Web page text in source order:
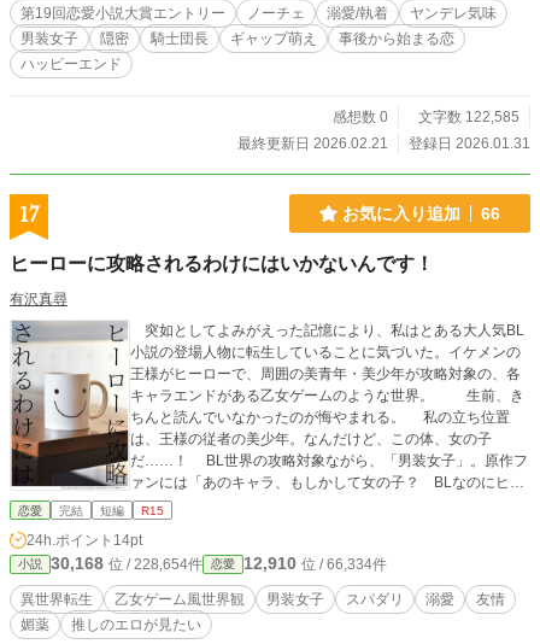
第19回恋愛小説大賞エントリー ノーチェ 溺愛/執着
ヤンデレ気味
男装女子
隠密 騎士団長 ギャップ萌え
事後から始まる恋
ハッピーエンド
感想数 0
文字数 122,585
最終更新日 2026.02.21
登録日 2026.01.31
17 お気に入り追加 66
ヒーローに攻略されるわけにはいかないんです！
有沢真尋
突如としてよみがえった記憶により、私はとある大人気BL
小説の登場人物に転生していることに気づいた。イケメンの
王様がヒーローで、周囲の美青年・美少年が攻略対象の、各
キャラエンドがある乙女ゲームのような世界。 生前、き
ちんと読んでいなかったのが悔やまれる。 私の立ち位置
は、王様の従者の美少年。なんだけど、この体、女の子
だ……！ BL世界の攻略対象ながら、「男装女子」。原作フ
ァンには「あのキャラ、もしかして女の子？ BLなのにヒー
ローが女とくっつくなんてありえない」と不評だったポジシ
界ではファンの暴動が起きてしまうのでは……！？ ヒーロ
ーには首尾よく他の誰かと結ばれてもらわなければ。 私を
攻略しようとしないでください！ そう思っているのに、ぐ
いぐいと強引に迫られてしまい…… ※BLではありませんが、
BL（及びGL）について言及する表現があります。また、作品
恋愛 完結 短編 R15
24h.ポイント 14pt
小説 30,168 位 / 228,654件 恋愛 12,910 位 / 66,334件
異世界転生 乙女ゲーム風世界観 男装女子 スパダリ 溺愛
友情
媚薬
推しのエロが見たい